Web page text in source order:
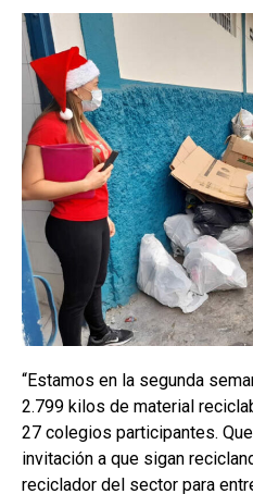
“Estamos en la segunda
2.799 kilos de material
27 colegios participantes.
invitación a que sigan
reciclador del sector para